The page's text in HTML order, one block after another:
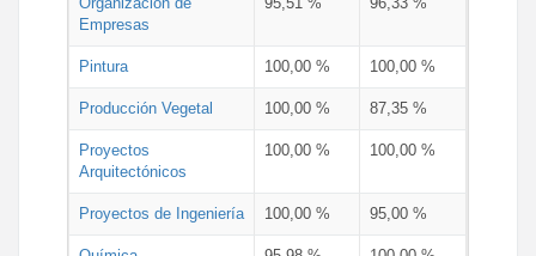
Empresas
Pintura 100,00 % 100,00 %
Producción Vegetal 100,00 % 87,35 %
Proyectos
Arquitectónicos
100,00 % 100,00 %
Proyectos de Ingeniería 100,00 % 95,00 %